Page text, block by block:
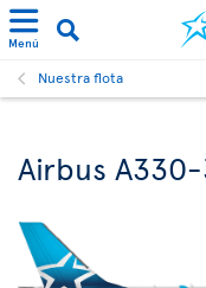
Menú
Nuestra flota
Airbus